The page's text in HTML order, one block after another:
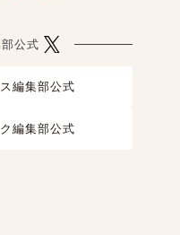
公式
編集部公式
編集部公式